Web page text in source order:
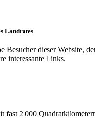
Landrates
Besucher dieser Website,
interessante Links.
2.000